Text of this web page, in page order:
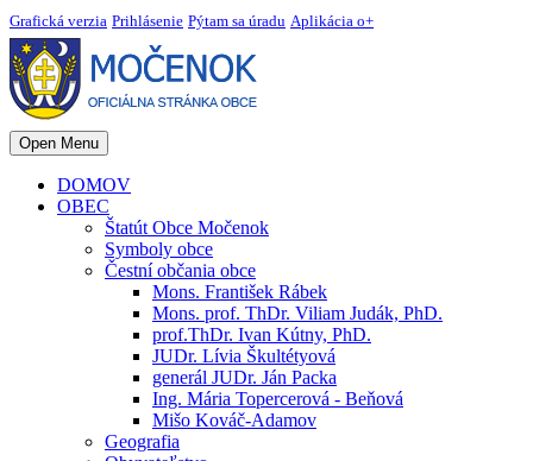
Grafická verzia Prihlásenie Pýtam sa úradu Aplikácia o+
Open Menu
DOMOV
OBEC
Štatút Obce Močenok
Symboly obce
Čestní občania obce
Mons. František Rábek
Mons. prof. ThDr. Viliam Judák, PhD.
prof.ThDr. Ivan Kútny, PhD.
JUDr. Lívia Škultétyová
generál JUDr. Ján Packa
Ing. Mária Topercerová - Beňová
Mišo Kováč-Adamov
Geografia